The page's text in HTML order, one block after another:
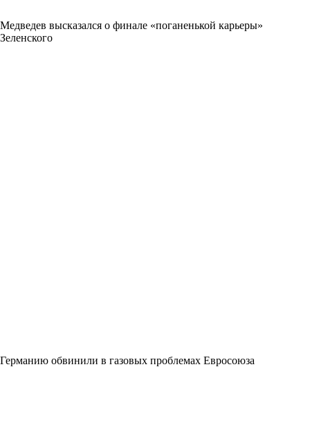
Медведев высказался о финале «поганенькой карьеры»
Зеленского
Германию обвинили в газовых проблемах Евросоюза